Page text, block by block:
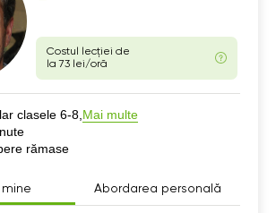
Costul lecției de
la 73 lei/oră
clasele 6-8, Mai multe
rămase
mine Abordarea personală